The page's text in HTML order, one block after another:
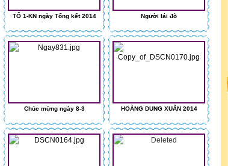
TỔ 1-KN ngày Tổng kết 2014 Người lái đò
Chúc mừng ngày 8-3 HOÀNG DUNG XUÂN 2014